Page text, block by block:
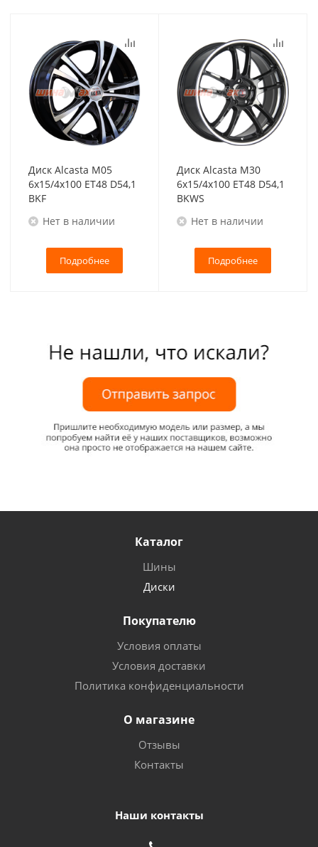
Диск Alcasta M05
6x15/4x100 ET48 D54,1
BKF
Нет в наличии
Подробнее
Диск Alcasta M30
6x15/4x100 ET48 D54,1
BKWS
Нет в наличии
Подробнее
Каталог
Шины
Диски
Покупателю
Условия оплаты
Условия доставки
Политика конфиденциальности
О магазине
Отзывы
Контакты
Наши контакты